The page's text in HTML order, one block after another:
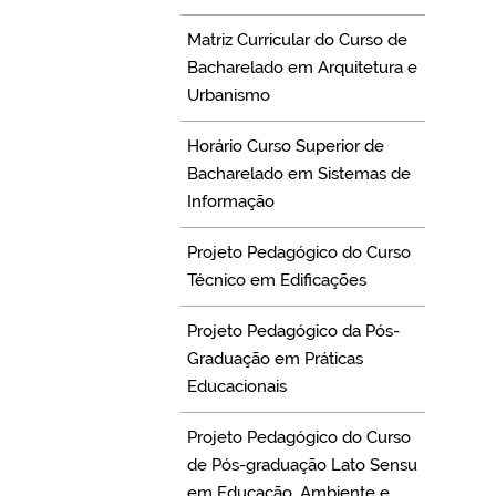
Matriz Curricular do Curso de
Bacharelado em Arquitetura e
Urbanismo
Horário Curso Superior de
Bacharelado em Sistemas de
Informação
Projeto Pedagógico do Curso
Técnico em Edificações
Projeto Pedagógico da Pós-
Graduação em Práticas
Educacionais
Projeto Pedagógico do Curso
de Pós-graduação Lato Sensu